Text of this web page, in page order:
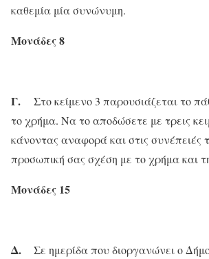
καθεμία μία συνώνυμη.
Μονάδες 8
Γ. Στο κείμενο 3 παρουσιάζεται το
το χρήμα. Να το αποδώσετε με τρεις
κάνοντας αναφορά και στις συνέπειές
προσωπική σας σχέση με το χρήμα και
Μονάδες 15
Δ. Σε ημερίδα που διοργανώνει ο